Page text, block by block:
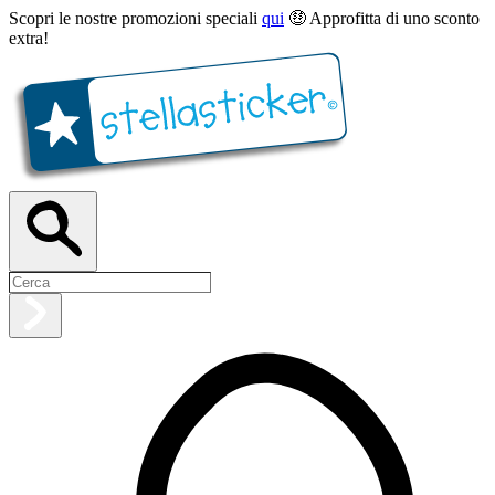
Scopri le nostre promozioni speciali qui 🤑 Approfitta di uno sconto
extra!